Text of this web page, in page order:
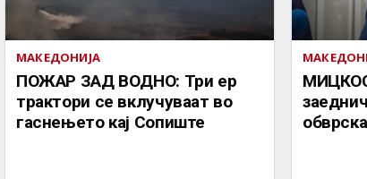
МАКЕДОНИЈА
ПОЖАР ЗАД ВОДНО: Три ер
трактори се вклучуваат во
гаснењето кај Сопиште